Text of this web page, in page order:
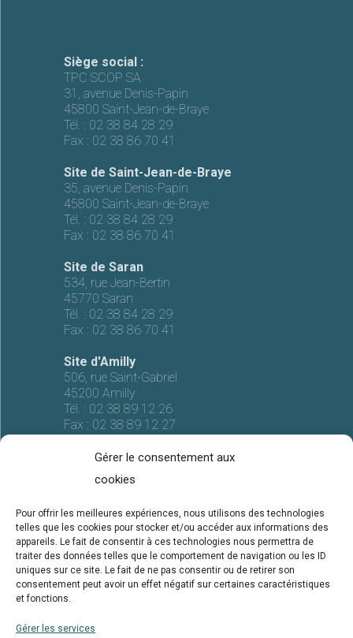
Gérer le consentement aux
cookies
Pour offrir les meilleures expériences, nous utilisons des technologies
telles que les cookies pour stocker et/ou accéder aux informations des
appareils. Le fait de consentir à ces technologies nous permettra de
traiter des données telles que le comportement de navigation ou les ID
uniques sur ce site. Le fait de ne pas consentir ou de retirer son
consentement peut avoir un effet négatif sur certaines caractéristiques
et fonctions.
Gérer les services
Siège social :
TPC SCOP SA
31, avenue Denis-Papin
45800 Saint-Jean-de-Braye
Tél. : 02 38 84 28 29
Fax : 02 38 86 70 41
Site de Saint-Jean-de-Braye
35, avenue Denis-Papin
45800 Saint-Jean-de-Braye
Tél. : 02 38 84 28 29
Fax : 02 38 86 70 41
Site de Saran
534, rue Jean-Bertin
45770 Saran
Tél. : 02 38 84 28 29
Fax : 02 38 86 70 41
Site d'Amilly
506, rue Saint-Gabriel
45200 Amilly
Tél. : 02 38 89 12 26
Fax : 02 38 89 12 27
Mentions légales
Conceptions-réalisation
TPC SCOP SA est une société